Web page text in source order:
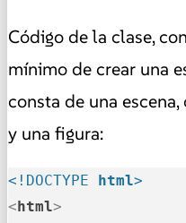
Código de la clase,
mínimo de crear una
consta de una
y una figura:
<!DOCTYPE html>
<html>